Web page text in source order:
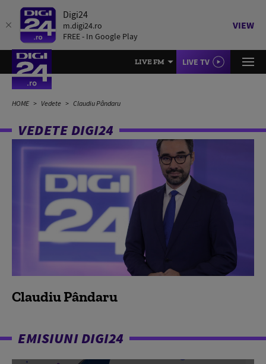
Digi24
m.digi24.ro
FREE - In Google Play
VIEW
LIVE FM LIVE TV
HOME Vedete Claudiu Pândaru
VEDETE DIGI24
Claudiu Pândaru
EMISIUNI DIGI24